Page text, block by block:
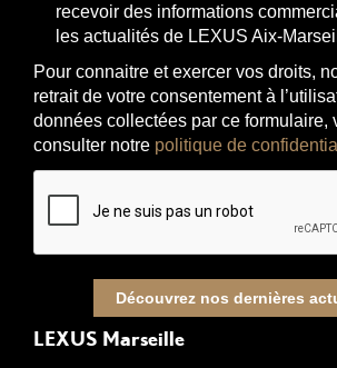
recevoir des informations
les actualités de LEXUS Aix-
Pour connaitre et exercer vos droits,
retrait de votre consentement à
données collectées par ce formulaire,
consulter notre politique de
Découvrez nos dernières
LEXUS Marseille